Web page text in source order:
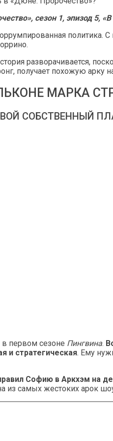
сезон 1, эпизод 5,
политика.
разворачивается,
получает похожую арку
МАРКА
СОБСТВЕННЫЙ
первом сезоне Пингвина.
и стратегическая. Ему
Софию в Аркхэм на
из самых жестоких арок